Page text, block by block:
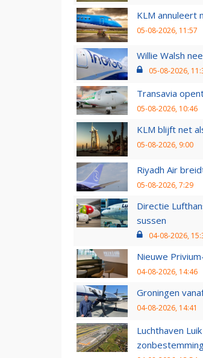
KLM annuleert
05-08-2026, 11:57
Willie Walsh
05-08-2026,
Transavia
05-08-2026, 10:46
KLM blijft net
05-08-2026, 9:00
Riyadh Air
05-08-2026, 7:29
Directie
sussen
04-08-2026,
Nieuwe
04-08-2026, 14:46
Groningen
04-08-2026, 14:41
Luchthaven